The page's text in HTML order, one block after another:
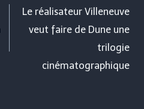
Le réalisateur Villeneuve
veut faire de Dune une
trilogie
cinématographique